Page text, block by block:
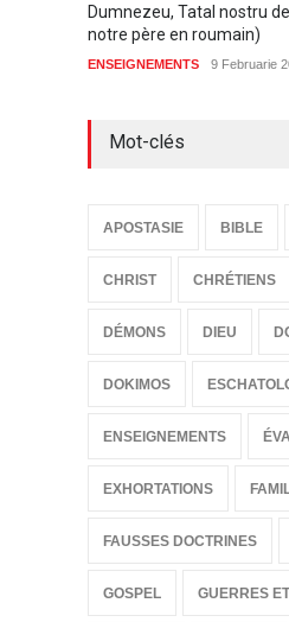
Dumnezeu, Tatal nostru
notre père en roumain)
ENSEIGNEMENTS 9 Februarie
Mot-clés
APOSTASIE BIBLE
CHRIST CHRÉTIENS
DÉMONS DIEU
DOKIMOS
ENSEIGNEMENTS
EXHORTATIONS
FAUSSES DOCTRINES
GOSPEL GUERRES